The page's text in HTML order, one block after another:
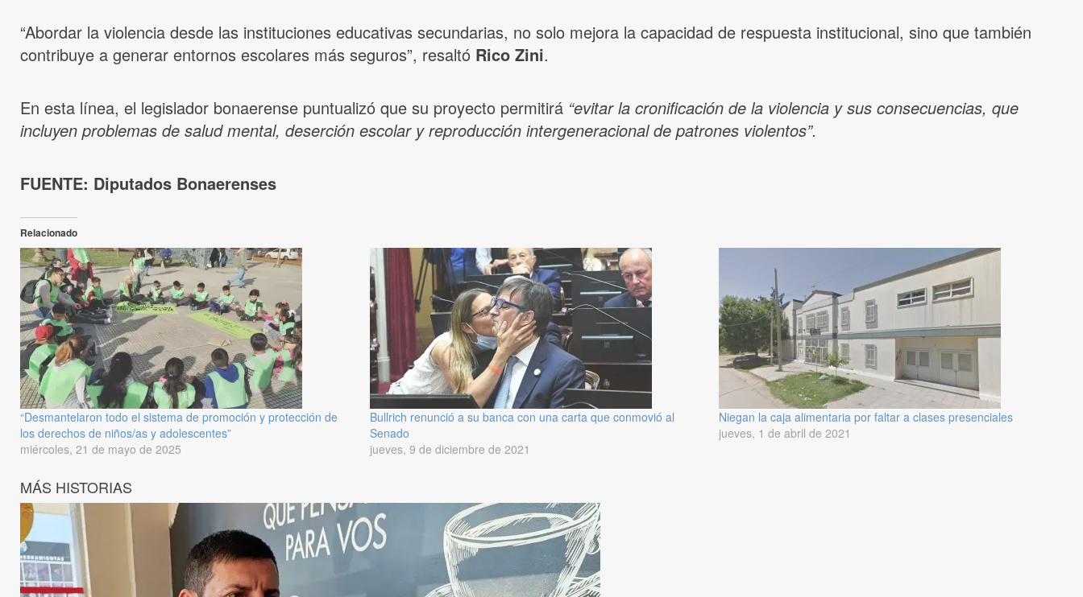
“Abordar la violencia desde las instituciones educativas secundarias, no solo mejora la capacidad de respuesta institucional, sino que también
contribuye a generar entornos escolares más seguros”, resaltó Rico Zini.
En esta línea, el legislador bonaerense puntualizó que su proyecto permitirá “evitar la cronificación de la violencia y sus consecuencias, que
incluyen problemas de salud mental, deserción escolar y reproducción intergeneracional de patrones violentos”.
FUENTE: Diputados Bonaerenses
Relacionado
“Desmantelaron todo el sistema de promoción y protección de
los derechos de niños/as y adolescentes”
miércoles, 21 de mayo de 2025
Bullrich renunció a su banca con una carta que conmovió al
Senado
jueves, 9 de diciembre de 2021
Niegan la caja alimentaria por faltar a clases presenciales
jueves, 1 de abril de 2021
MÁS HISTORIAS